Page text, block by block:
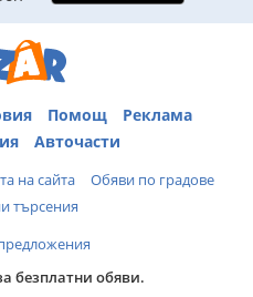
Помощ
Реклама
Авточасти
на сайта
Обяви по градове
търсения
безплатни обяви.